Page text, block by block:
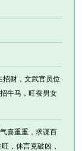
招财，文武官员位
牛马，旺蚕男女
喜重重，求谋百
，休言克破凶，